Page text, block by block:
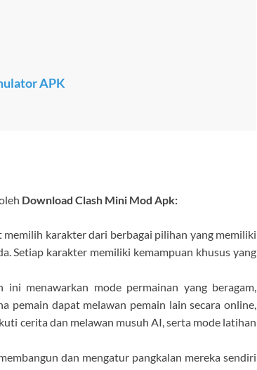
APK
Download Clash Mini Mod Apk:
karakter dari berbagai pilihan yang memiliki
Setiap karakter memiliki kemampuan khusus yang
ini menawarkan mode permainan yang beragam,
pemain dapat melawan pemain lain secara online,
cerita dan melawan musuh AI, serta mode latihan
dan mengatur pangkalan mereka sendiri